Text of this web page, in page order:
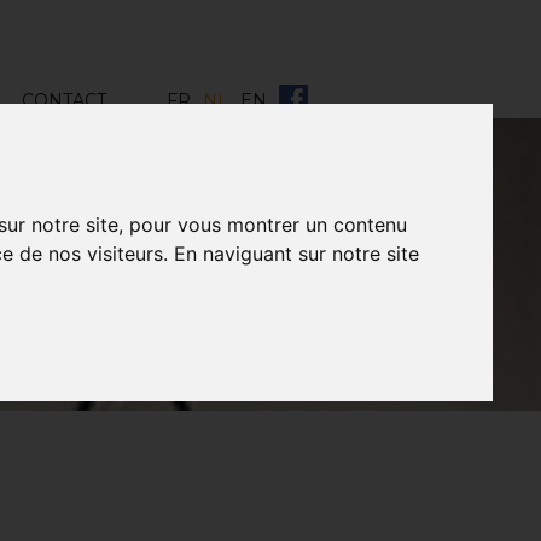
notre site, pour vous montrer un contenu
de nos visiteurs. En naviguant sur notre site
CONTACT FR NL EN